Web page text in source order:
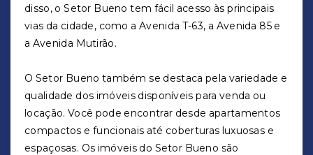
disso, o Setor Bueno tem fácil acesso às principais
vias da cidade, como a Avenida T-63, a Avenida 85 e
a Avenida Mutirão.
O Setor Bueno também se destaca pela variedade e
qualidade dos imóveis disponíveis para venda ou
locação. Você pode encontrar desde apartamentos
compactos e funcionais até coberturas luxuosas e
espaçosas. Os imóveis do Setor Bueno são